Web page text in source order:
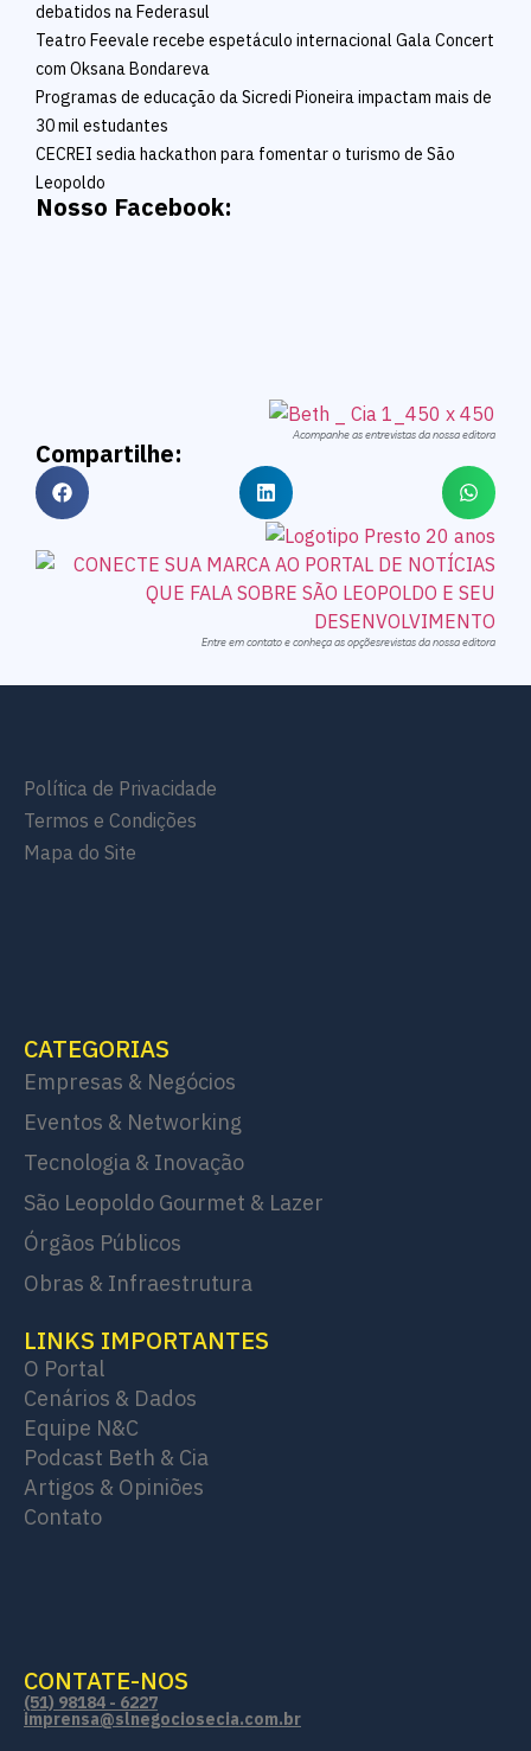
debatidos na Federasul
Teatro Feevale recebe espetáculo internacional Gala Concert
com Oksana Bondareva
Programas de educação da Sicredi Pioneira impactam mais de
30 mil estudantes
CECREI sedia hackathon para fomentar o turismo de São
Leopoldo
Nosso Facebook:
Acompanhe as entrevistas da nossa editora
Compartilhe:
Entre em contato e conheça as opçõesrevistas da nossa editora
Política de Privacidade
Termos e Condições
Mapa do Site
CATEGORIAS
Empresas & Negócios
Eventos & Networking
Tecnologia & Inovação
São Leopoldo Gourmet & Lazer
Órgãos Públicos
Obras & Infraestrutura
LINKS IMPORTANTES
O Portal
Cenários & Dados
Equipe N&C
Podcast Beth & Cia
Artigos & Opiniões
Contato
CONTATE-NOS
(51) 98184 - 6227
imprensa@slnegociosecia.com.br